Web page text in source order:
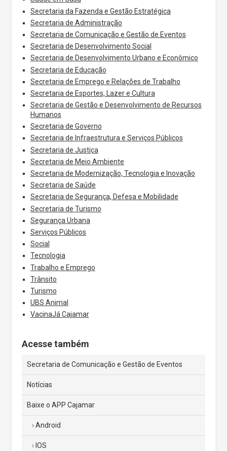
Secretaria da Fazenda e Gestão Estratégica
Secretaria de Administração
Secretaria de Comunicação e Gestão de Eventos
Secretaria de Desenvolvimento Social
Secretaria de Desenvolvimento Urbano e Econômico
Secretaria de Educação
Secretaria de Emprego e Relações de Trabalho
Secretaria de Esportes, Lazer e Cultura
Secretaria de Gestão e Desenvolvimento de Recursos
Humanos
Secretaria de Governo
Secretaria de Infraestrutura e Serviços Públicos
Secretaria de Justiça
Secretaria de Meio Ambiente
Secretaria de Modernização, Tecnologia e Inovação
Secretaria de Saúde
Secretaria de Segurança, Defesa e Mobilidade
Secretaria de Turismo
Segurança Urbana
Serviços Públicos
Social
Tecnologia
Trabalho e Emprego
Trânsito
Turismo
UBS Animal
VacinaJá Cajamar
Acesse também
Secretaria de Comunicação e Gestão de Eventos
Notícias
Baixe o APP Cajamar
Android
IOS